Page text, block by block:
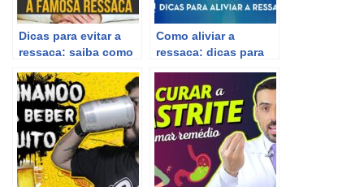
Dicas para evitar a
ressaca: saiba como
Como aliviar a
ressaca: dicas para
bebida